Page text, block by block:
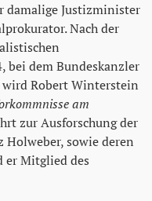
damalige Justizminister
Nach der
bei dem Bundeskanzler
Robert Winterstein
am
zur Ausforschung der
sowie deren
er Mitglied des